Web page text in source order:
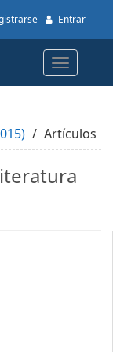
Entrar
Toggle
Artículos